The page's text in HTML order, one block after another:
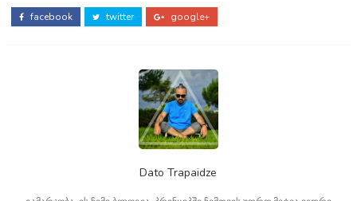
facebook twitter google+
Dato Trapaidze